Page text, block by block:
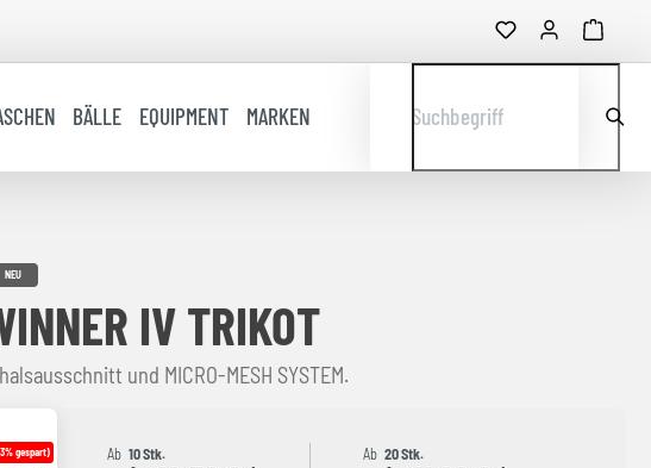
BÄLLE EQUIPMENT MARKEN Suchbegriff
NEU
IV TRIKOT
und MICRO-MESH SYSTEM.
gespart) Ab 10 Stk.
Ab 20 Stk.